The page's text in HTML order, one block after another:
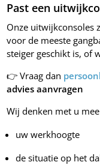
Past een
Onze uitwijkconsoles
voor de meeste
steiger geschikt is, of
👉 Vraag dan
advies aanvragen
Wij denken met u
uw werkhoogte
de situatie op het